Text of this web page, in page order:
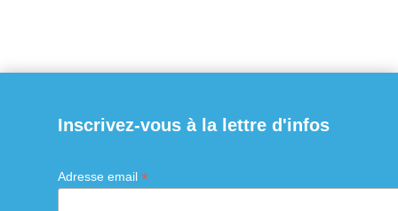
Inscrivez-vous à la lettre d'infos
Adresse email *